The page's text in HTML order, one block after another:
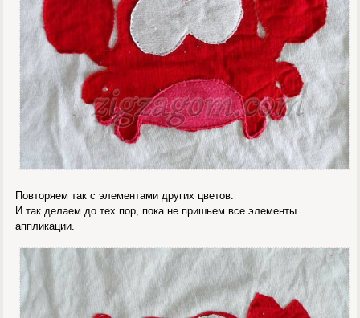
Повторяем так с элементами других цветов.
И так делаем до тех пор, пока не пришьем все элементы
аппликации.